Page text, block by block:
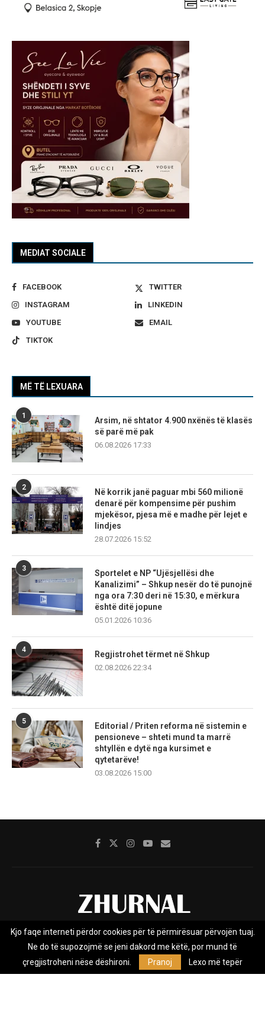
MEDIAT SOCIALE
FACEBOOK
TWITTER
INSTAGRAM
LINKEDIN
YOUTUBE
EMAIL
TIKTOK
MË TË LEXUARA
1
Arsim, në shtator 4.900 nxënës të klasës
së parë më pak
06.08.2026 17:33
2
Në korrik janë paguar mbi 560 milionë
denarë për kompensime për pushim
mjekësor, pjesa më e madhe për lejet e
lindjes
28.07.2026 15:52
3
Sportelet e NP “Ujësjellësi dhe
Kanalizimi” – Shkup nesër do të punojnë
nga ora 7:30 deri në 15:30, e mërkura
është ditë jopune
05.01.2026 10:36
4
Regjistrohet tërmet në Shkup
02.08.2026 22:34
5
Editorial / Priten reforma në sistemin e
pensioneve – shteti mund ta marrë
shtyllën e dytë nga kursimet e
qytetarëve!
03.08.2026 15:00
Rreth nesh Impresumi Marketing
Privacy Policy
Zhurnal.mk është Agjenci e Lajmeve e pavarur, e themeluar në vitin
Kjo faqe interneti përdor cookies për të përmirësuar përvojën tuaj.
Ne do të supozojmë se jeni dakord me këtë, por mund të
çregjistroheni nëse dëshironi.
Pranoj Lexo më tepër